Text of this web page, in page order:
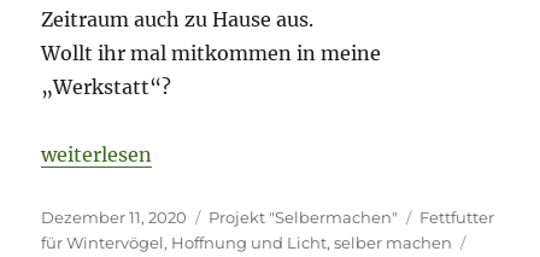
Zeitraum auch zu Hause aus.
Wollt ihr mal mitkommen in meine
„Werkstatt“?
„Fettfutter für die Gäste am Fenster und
weiterlesen
Veröffentlicht
am
Dezember 11, 2020 Kategorien
Projekt "Selbermachen" Schlagwörter
Fettfutter
für Wintervögel, Hoffnung und Licht,selber machen